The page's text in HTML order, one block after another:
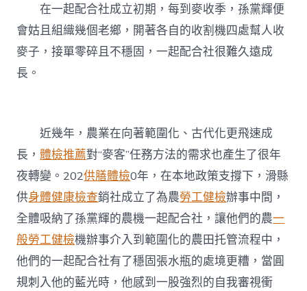
在一起配合社成立初期，每到麥收季，孫黨輝便
會姑且組織幾個老鄉，開著各自的收割機四處幫人收
麥子，接單零碎且不穩固，一起配合社很難久遠成
長。
近幾年，農業在向著範圍化、古代化更飛速成
長，體檢推薦對“麥客”任務方法的需求也產生了很年
夜轉變。202供膳體檢0年，在本地政策支撐下，滑縣
供身體健康檢查銷社成立了為農勞工健檢辦事中間，
全體吸納了孫黨輝的農機一起配合社，讓他們的農一
般勞工健檢機辦事介入到範圍化的農田托管流程中，
他們的一起配合社有了穩固張水瓶的處境更糟，當圓
規刺入他的藍光時，他感到一股強烈的自我審視衝